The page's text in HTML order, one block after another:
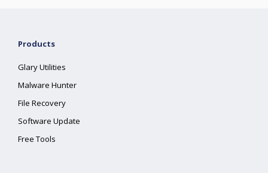
Products
Glary Utilities
Malware Hunter
File Recovery
Software Update
Free Tools